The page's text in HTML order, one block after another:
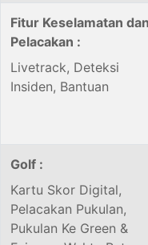
Fitur Keselamatan dan
Pelacakan :
Livetrack, Deteksi
Insiden, Bantuan
Golf :
Kartu Skor Digital,
Pelacakan Pukulan,
Pukulan Ke Green &